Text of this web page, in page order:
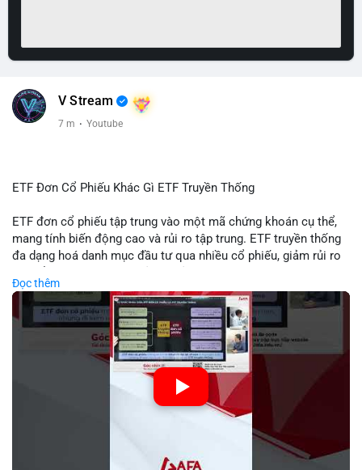
V Stream
7 m · Youtube
ETF Đơn Cổ Phiếu Khác Gì ETF Truyền Thống
ETF đơn cổ phiếu tập trung vào một mã chứng khoán cụ thể,
mang tính biến động cao và rủi ro tập trung. ETF truyền thống
đa dạng hoá danh mục đầu tư qua nhiều cổ phiếu, giảm rủi ro
sản và mức độ tiếp xúc với thị trường.
🎥 Xem video trực tiếp tại:
Nguồn: Tài chính & Kinh doanh
Đọc thêm